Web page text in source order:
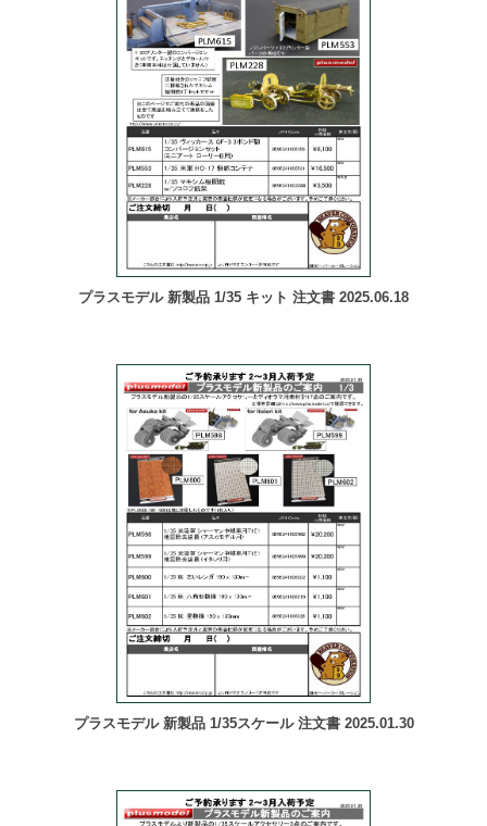
プラスモデル 新製品 1/35 キット 注文書 2025.06.18
プラスモデル 新製品 1/35スケール 注文書 2025.01.30